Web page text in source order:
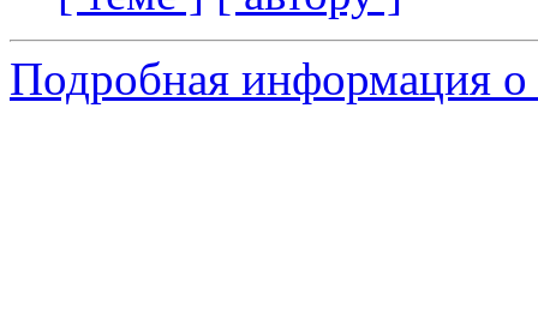
Подробная информация о